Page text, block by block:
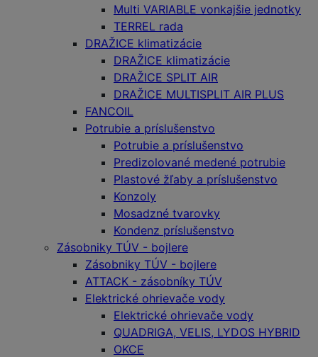
Multi VARIABLE vonkajšie jednotky
TERREL rada
DRAŽICE klimatizácie
DRAŽICE klimatizácie
DRAŽICE SPLIT AIR
DRAŽICE MULTISPLIT AIR PLUS
FANCOIL
Potrubie a príslušenstvo
Potrubie a príslušenstvo
Predizolované medené potrubie
Plastové žľaby a príslušenstvo
Konzoly
Mosadzné tvarovky
Kondenz príslušenstvo
Zásobniky TÚV - bojlere
Zásobniky TÚV - bojlere
ATTACK - zásobníky TÚV
Elektrické ohrievače vody
Elektrické ohrievače vody
QUADRIGA, VELIS, LYDOS HYBRID
OKCE